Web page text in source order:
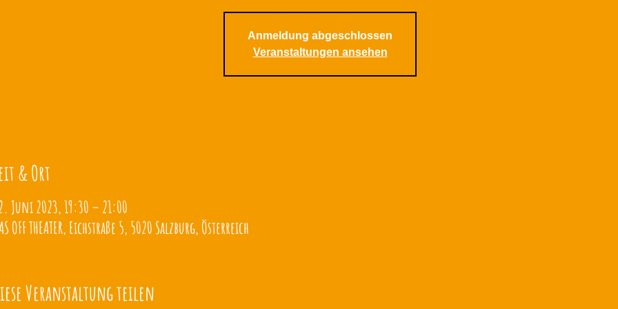
Anmeldung abgeschlossen
Veranstaltungen ansehen
& Ort
Juni 2023, 19:30 – 21:00
OFF THEATER, Eichstraße 5, 5020 Salzburg, Österreich
Veranstaltung teilen